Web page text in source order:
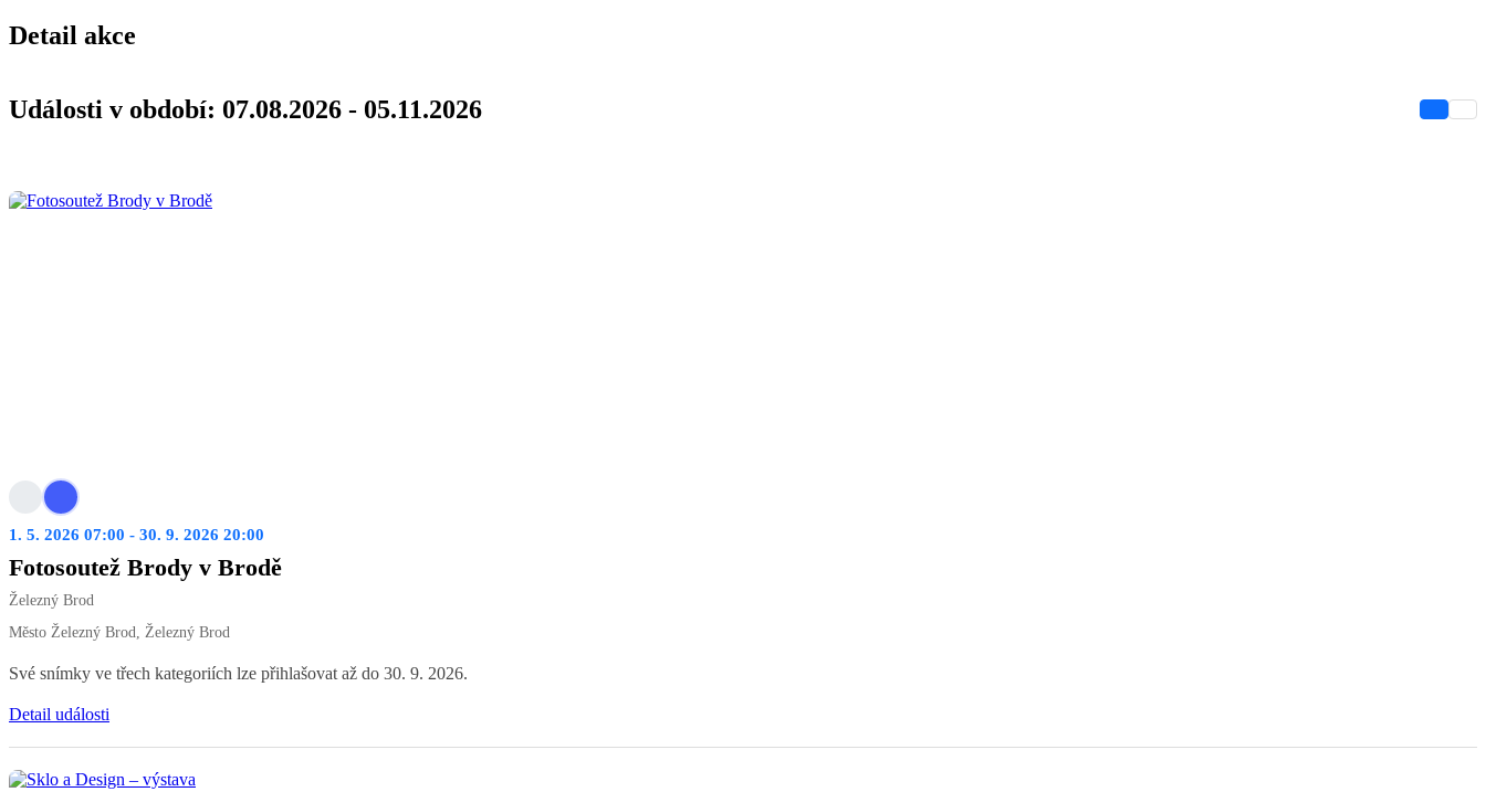
Detail akce
Události v období: 07.08.2026 - 05.11.2026
1. 5. 2026 07:00 - 30. 9. 2026 20:00
Fotosoutež Brody v Brodě
Železný Brod
Město Železný Brod, Železný Brod
Své snímky ve třech kategoriích lze přihlašovat až do 30. 9. 2026.
Detail události